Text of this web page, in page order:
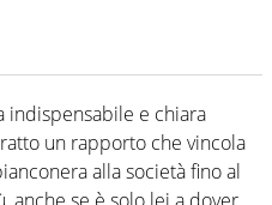
indispensabile e chiara
un rapporto che vincola
alla società fino al